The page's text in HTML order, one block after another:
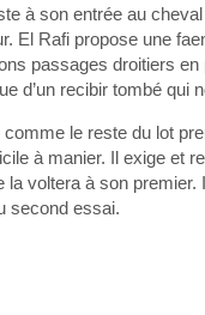
à son entrée au
El Rafi propose une
passages droitiers
d’un recibir tombé
comme le reste du lot
à manier. Il exige et
voltera à son
second essai.